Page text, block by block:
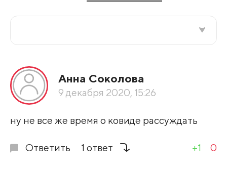
По рейтингу
Анна Соколова
9 декабря 2020, 15:26
ну не все же время о ковиде рассуждать
Ответить 1 ответ +1 0